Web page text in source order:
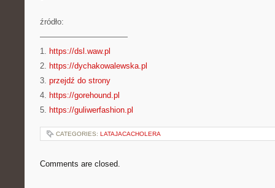
źródło:
———————————
1. https://dsl.waw.pl
2. https://dychakowalewska.pl
3. przejdź do strony
4. https://gorehound.pl
5. https://guliwerfashion.pl
CATEGORIES: LATAJACACHOLERA
Comments are closed.